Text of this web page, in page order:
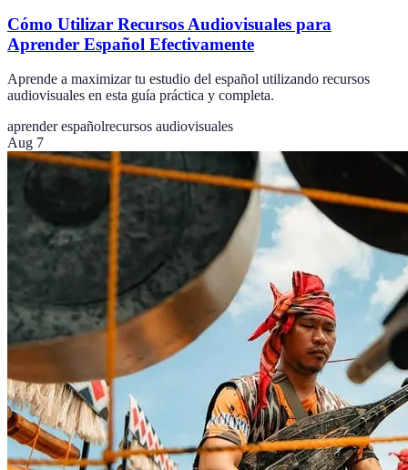
Cómo Utilizar Recursos Audiovisuales para
Aprender Español Efectivamente
Aprende a maximizar tu estudio del español utilizando recursos
audiovisuales en esta guía práctica y completa.
aprender españolrecursos audiovisuales
Aug 7